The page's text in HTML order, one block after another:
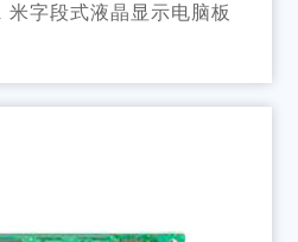
字段式液晶显示电脑板